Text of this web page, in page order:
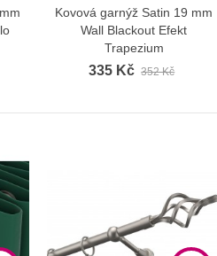
Zobrazit více
Kovová garnýž Satin 19 mm
Wall Blackout Efekt
Trapezium
335 Kč 352 Kč